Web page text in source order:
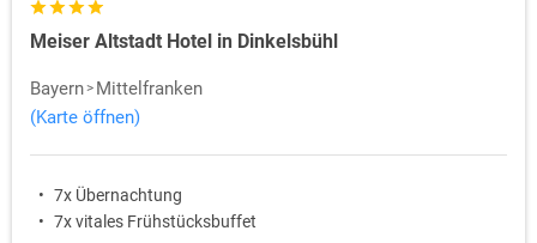
Meiser Altstadt Hotel in Dinkelsbühl
Bayern
Mittelfranken
(Karte öffnen)
7x Übernachtung
7x vitales Frühstücksbuffet